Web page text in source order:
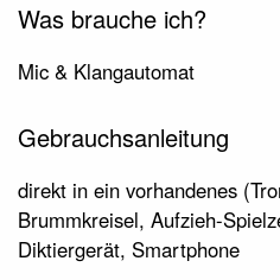
Was brauche ich?
Mic & Klangautomat
Gebrauchsanleitung
direkt in ein vorhandenes
Brummkreisel, Aufzieh-
Diktiergerät, Smartphone